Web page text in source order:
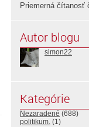
Priemerná čítanosť
Autor blogu
simon22
Kategórie
Nezaradené (688)
politikum. (1)